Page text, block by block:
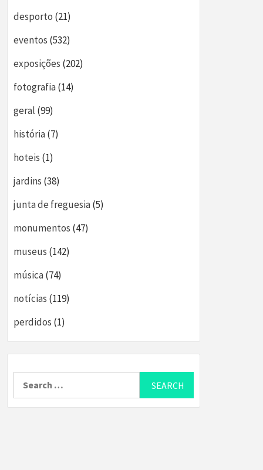
desporto (21)
eventos (532)
exposições (202)
fotografia(14)
geral (99)
história(7)
hoteis (1)
jardins (38)
junta de freguesia(5)
monumentos (47)
museus (142)
música(74)
notícias (119)
perdidos (1)